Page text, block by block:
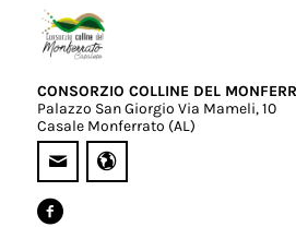
CONSORZIO COLLINE DEL
Palazzo San Giorgio Via Mameli, 10
Casale Monferrato (AL)